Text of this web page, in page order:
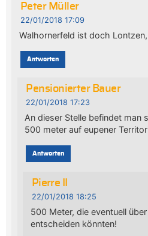
Peter Müller
22/01/2018 17:09
Walhornerfeld ist doch
Antworten
Pensionierter Bauer
22/01/2018 17:23
An dieser Stelle befindet man
500 meter auf eupener
Antworten
Pierre II
22/01/2018 18:25
500 Meter, die eventuell
entscheiden könnten!